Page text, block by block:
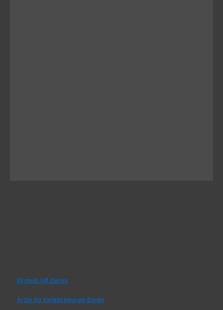
Dr.med. Ulf Zierau
Ärzte für Gefäßchirurgie Berlin